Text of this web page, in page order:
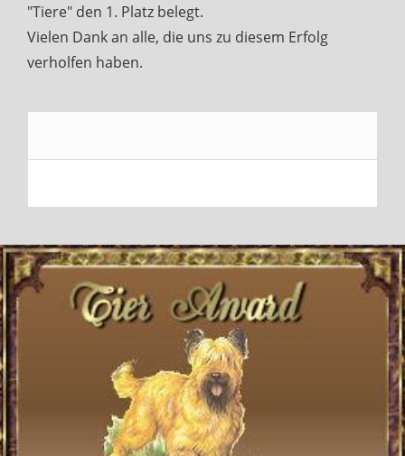
"Tiere" den 1. Platz belegt.
Vielen Dank an alle, die uns zu diesem Erfolg
verholfen haben.